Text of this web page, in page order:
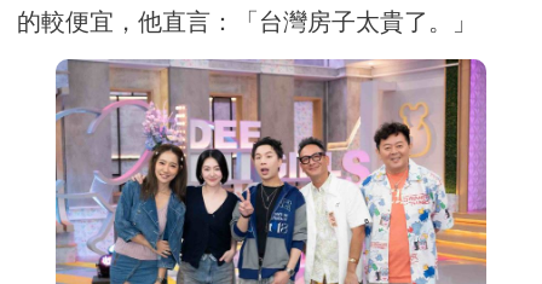
的較便宜，他直言：「台灣房子太貴了。」